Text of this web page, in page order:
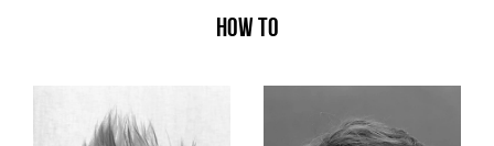
HOW TO